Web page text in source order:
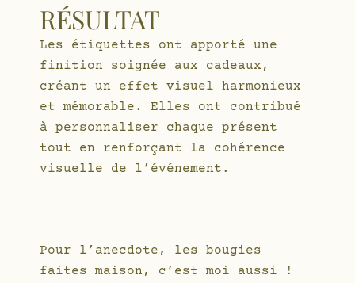
RÉSULTAT
Les étiquettes ont apporté une
finition soignée aux cadeaux,
créant un effet visuel harmonieux
et mémorable. Elles ont contribué
à personnaliser chaque présent
tout en renforçant la cohérence
visuelle de l’événement.
Pour l’anecdote, les bougies
faites maison, c’est moi aussi !